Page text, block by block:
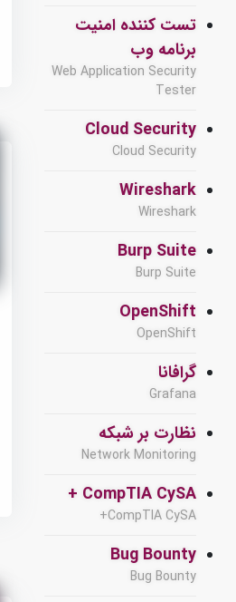
تست کننده امنیت
برنامه وب
Web Application Security
Tester
Cloud Security
Cloud Security
Wireshark
Wireshark
Burp Suite
Burp Suite
OpenShift
OpenShift
گرافانا
Grafana
نظارت بر شبکه
Network Monitoring
CompTIA CySA +
CompTIA CySA+
Bug Bounty
Bug Bounty